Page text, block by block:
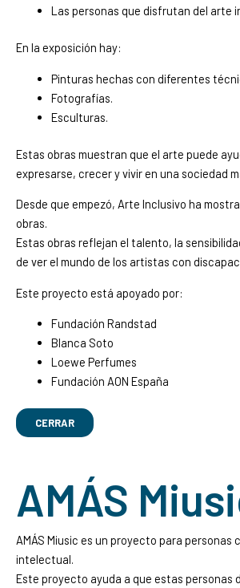
Las personas que disfrutan del arte
En la exposición hay:
Pinturas hechas con diferentes
Fotografías.
Esculturas.
Estas obras muestran que el arte puede
expresarse, crecer y vivir en una sociedad
Desde que empezó, Arte Inclusivo ha
obras.
Estas obras reflejan el talento, la
de ver el mundo de los artistas con
Este proyecto está apoyado por:
Fundación Randstad
Blanca Soto
Loewe Perfumes
Fundación AON España
CERRAR
AMÁS
AMÁS Miusic es un proyecto para personas
intelectual.
Este proyecto ayuda a que estas personas